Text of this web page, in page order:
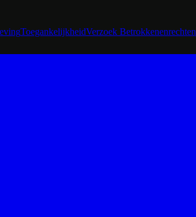
ToegankelijkheidVerzoek Betrokkenenrechten